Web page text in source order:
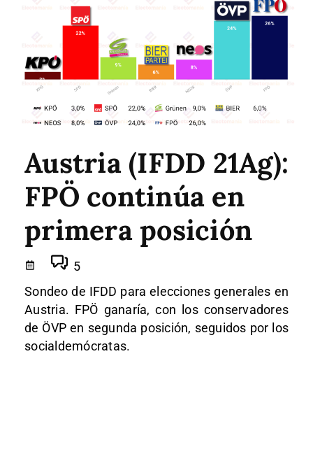
Austria (IFDD 21Ag):
FPÖ continúa en
primera posición
5
Sondeo de IFDD para elecciones generales en
Austria. FPÖ ganaría, con los conservadores
de ÖVP en segunda posición, seguidos por los
socialdemócratas.